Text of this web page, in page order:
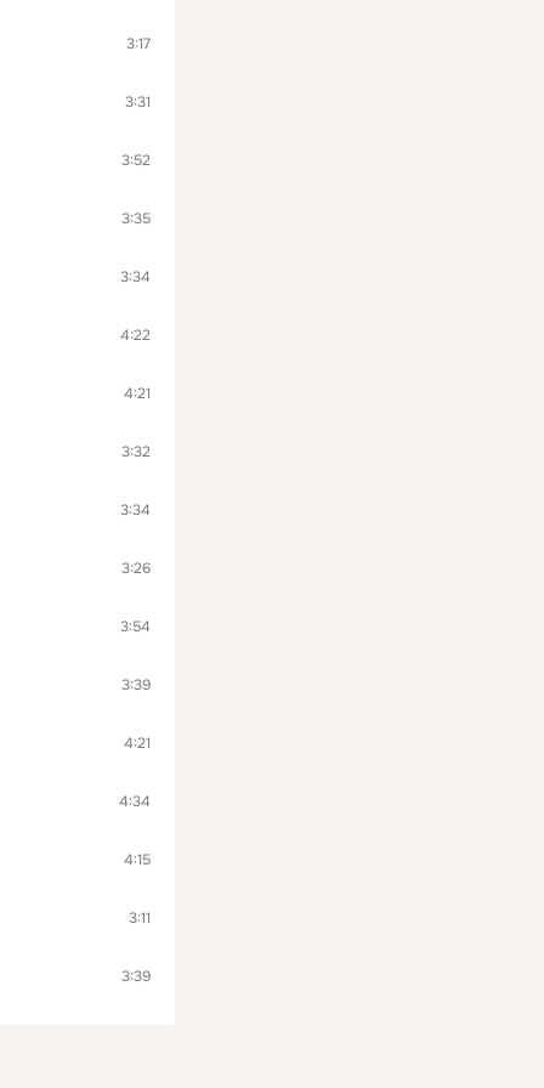
3:17
3:31
3:52
3:35
3:34
4:22
4:21
3:32
3:34
3:26
3:54
3:39
4:21
4:34
4:15
3:11
3:39